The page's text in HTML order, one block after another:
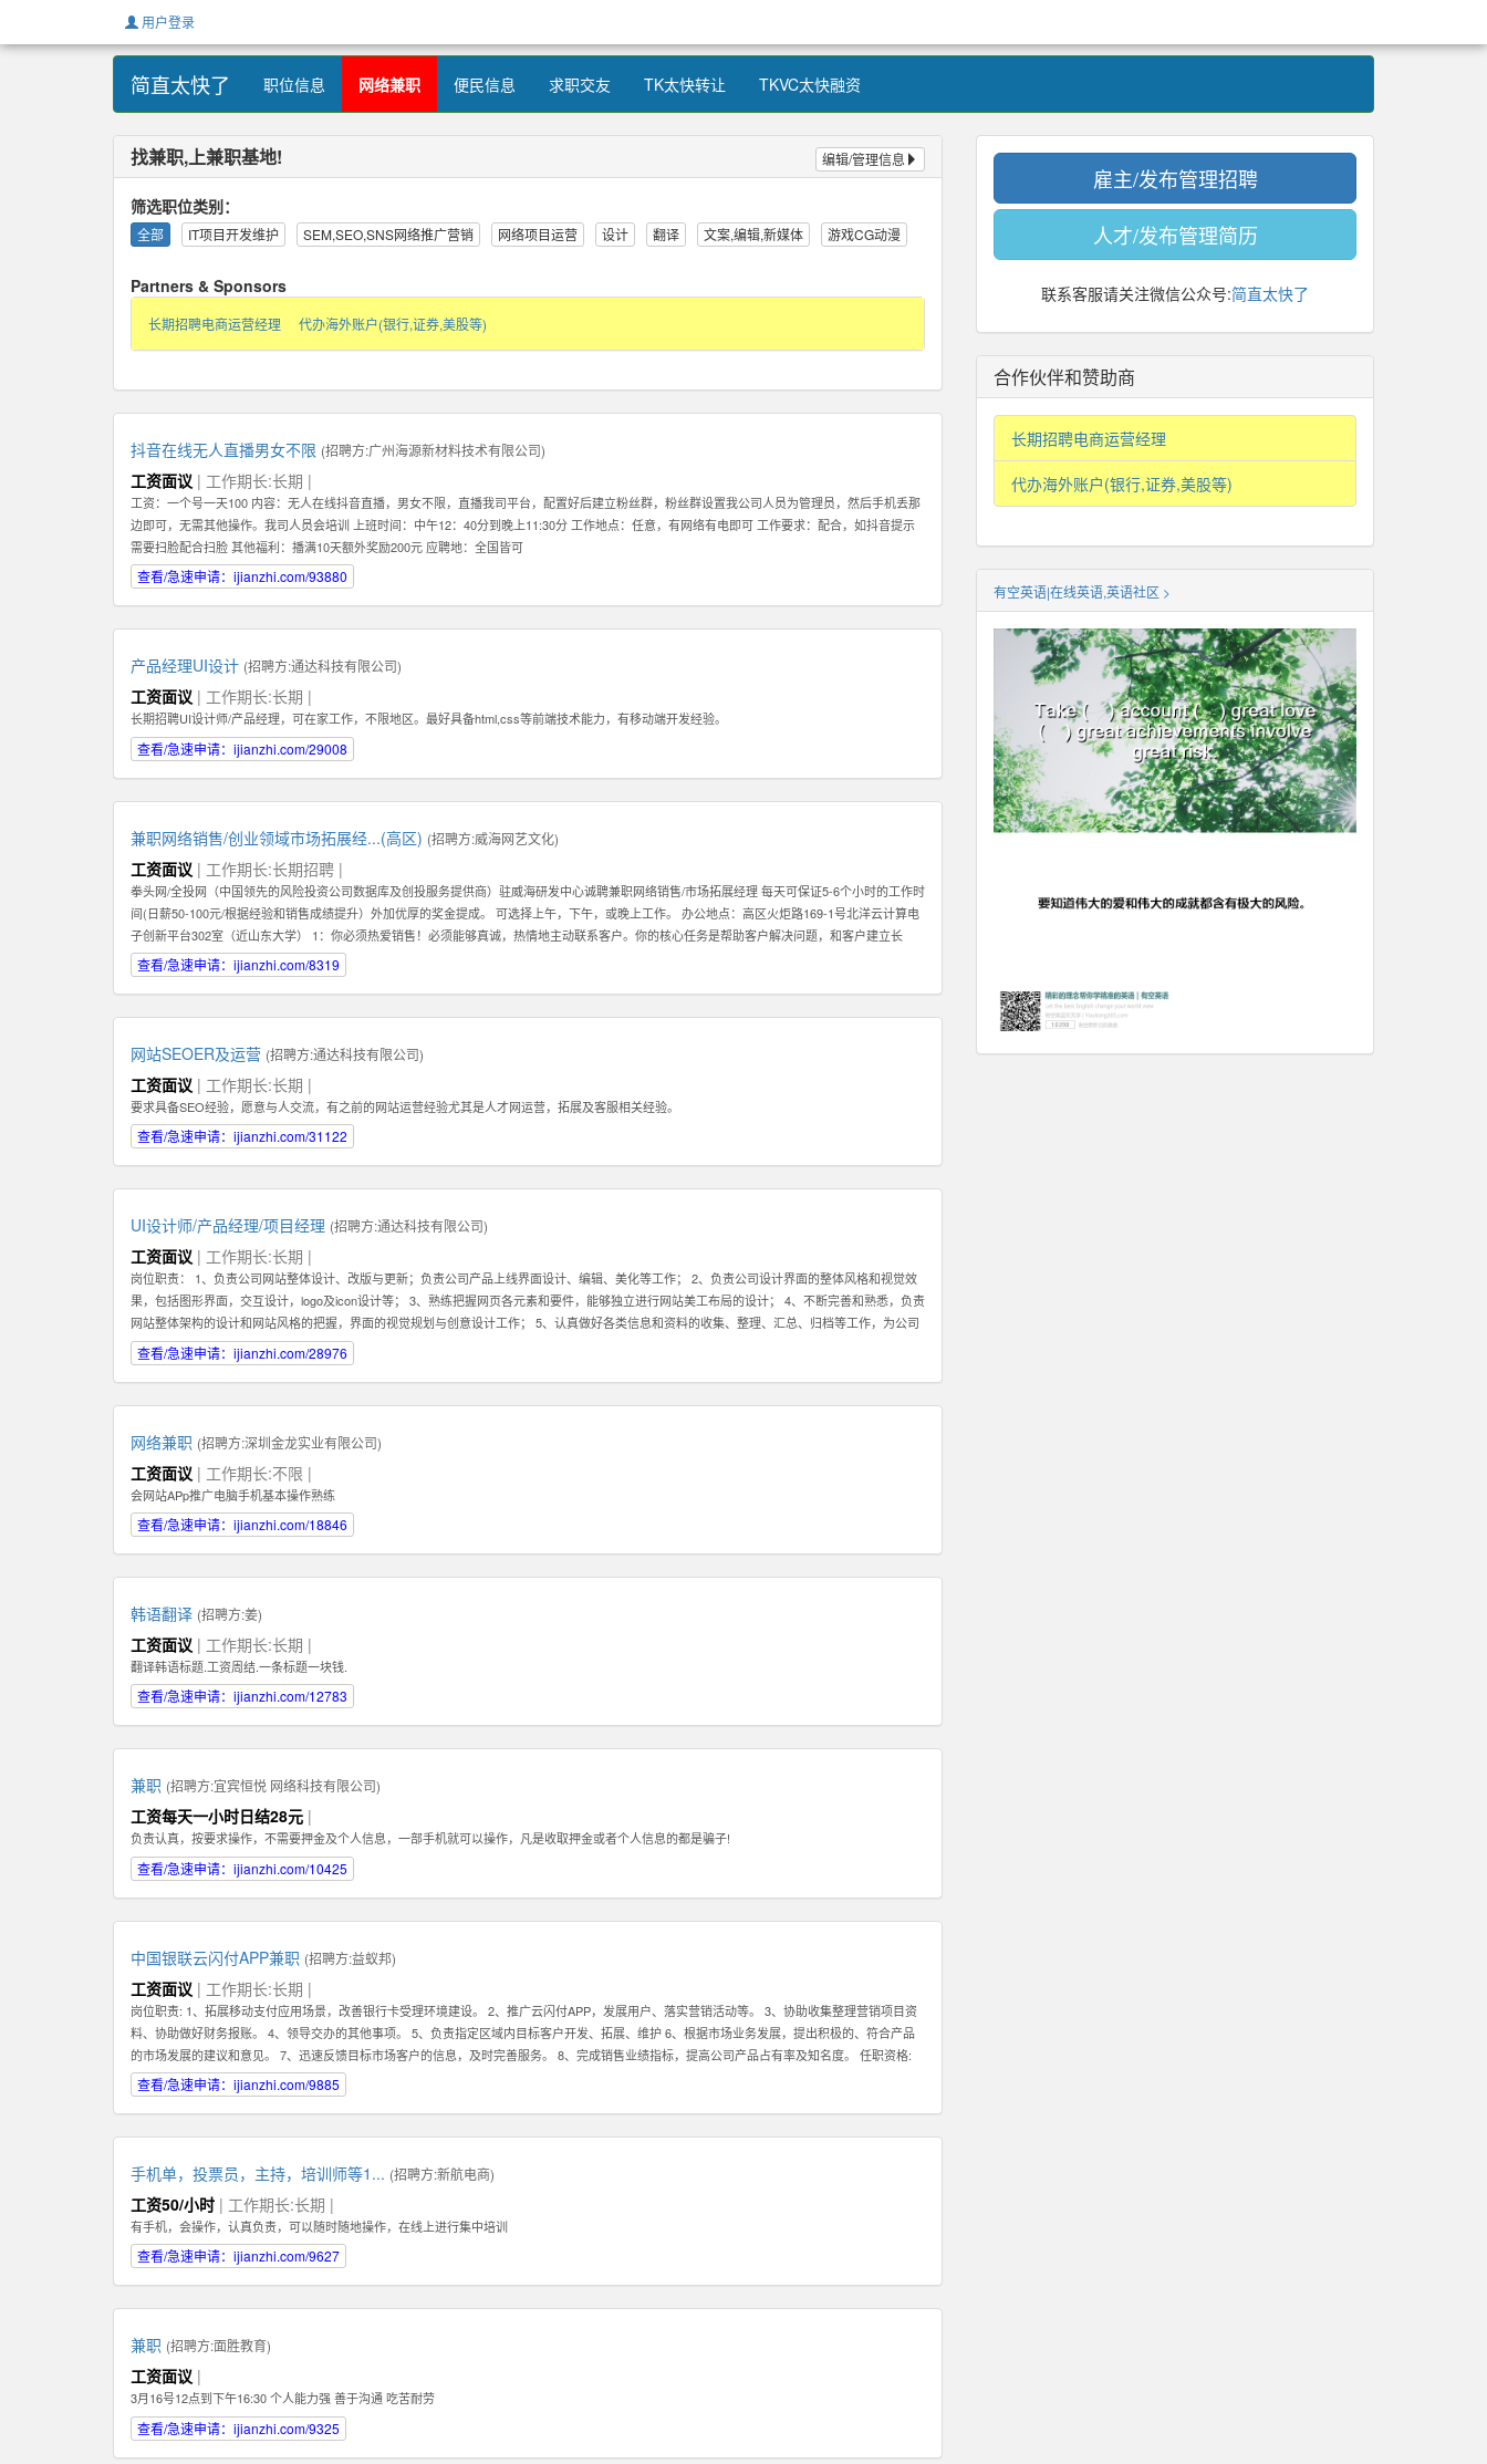
用户登录
简直太快了 职位信息 网络兼职 便民信息 求职交友 TK太快转让 TKVC太快融资
找兼职,上兼职基地! 编辑/管理信息
筛选职位类别：
全部 IT项目开发维护 SEM,SEO,SNS网络推广营销 网络项目运营 设计 翻译 文案,编辑,新媒体 游戏CG动漫
Partners & Sponsors
长期招聘电商运营经理 代办海外账户(银行,证券,美股等)
抖音在线无人直播男女不限 (招聘方:广州海源新材料技术有限公司)
工资面议 | 工作期长:长期 |
工资：一个号一天100 内容：无人在线抖音直播，男女不限，直播我司平台，配置好后建立粉丝群，粉丝群设置我公司人员为管理员，然后手机丢那
边即可，无需其他操作。我司人员会培训 上班时间：中午12：40分到晚上11:30分 工作地点：任意，有网络有电即可 工作要求：配合，如抖音提示
需要扫脸配合扫脸 其他福利：播满10天额外奖励200元 应聘地：全国皆可
查看/急速申请：ijianzhi.com/93880
产品经理UI设计 (招聘方:通达科技有限公司)
工资面议 | 工作期长:长期 |
长期招聘UI设计师/产品经理，可在家工作，不限地区。最好具备html,css等前端技术能力，有移动端开发经验。
查看/急速申请：ijianzhi.com/29008
兼职网络销售/创业领域市场拓展经...(高区) (招聘方:威海网艺文化)
工资面议 | 工作期长:长期招聘 |
拳头网/全投网（中国领先的风险投资公司数据库及创投服务提供商）驻威海研发中心诚聘兼职网络销售/市场拓展经理 每天可保证5-6个小时的工作时
间(日薪50-100元/根据经验和销售成绩提升）外加优厚的奖金提成。 可选择上午，下午，或晚上工作。 办公地点：高区火炬路169-1号北洋云计算电
子创新平台302室（近山东大学） 1：你必须热爱销售！必须能够真诚，热情地主动联系客户。你的核心任务是帮助客户解决问题，和客户建立长
期，稳定，值得信赖的关系,而不是只为了眼前的蝇头小利而失去客户对你的信任。 2: 我们需要能和客户建立长期关系的员工，因此我们希望你也能
长期，稳定地在公司发展。你会发现公司是一个非常大的平台--我们在北京，深圳，香港，韩国都有业务。所以公司会给你很好的施展空间，因此我
为了建立这种长期稳定的关系，你在一开始的时候要具备百折不挠，坚持不懈的素质，这样才能逐步取得双方的信任。 4：除了热爱销售，你还最好
具备在互联网产品运营领域的一些经验。如果你还在创业及互联网产品的销售方面有经验更好！请在你的简历或申请中注明。 5：具备一定的科学管
理能力。好的销售专家可以化繁为简，通过高效的分类和建立适合自己的销售系统而大幅提高管理客户的效率和经营业绩。我们希望你具备这种科学
化管理的能力。有这种能力的人才还可以在将来发展成为销售经理，管理一个业务团队。 6：必须热爱学习，尤其是要对一个特点行业有兴趣，并愿
意深入了解一个行业，掌握关于该行业的专业知识，这样才能真正服务好你的客户。目前我们希望能够找到对于创业尤其是互联网创业领域有浓厚兴
趣或相关经验的人才。 如果你有激情，有梦想，并对网络销售充满热爱，愿意接受挑战，也能熟悉使用电脑，QQ等网络工具，那么不论你的学历如
查看/急速申请：ijianzhi.com/8319
网站SEOER及运营 (招聘方:通达科技有限公司)
工资面议 | 工作期长:长期 |
要求具备SEO经验，愿意与人交流，有之前的网站运营经验尤其是人才网运营，拓展及客服相关经验。
查看/急速申请：ijianzhi.com/31122
UI设计师/产品经理/项目经理 (招聘方:通达科技有限公司)
工资面议 | 工作期长:长期 |
岗位职责： 1、负责公司网站整体设计、改版与更新；负责公司产品上线界面设计、编辑、美化等工作； 2、负责公司设计界面的整体风格和视觉效
果，包括图形界面，交互设计，logo及icon设计等； 3、熟练把握网页各元素和要件，能够独立进行网站美工布局的设计； 4、不断完善和熟悉，负责
网站整体架构的设计和网站风格的把握，界面的视觉规划与创意设计工作； 5、认真做好各类信息和资料的收集、整理、汇总、归档等工作，为公司
各项目的成功开发提供优质素材； 6、负责公司产品包括网页和手机应用程序等的人机交互界面设计，提高用户使用体验； 7、根据项目具体要求解
决各类UI设计和优化问题。 职位要求： 1、一年以上相关专业工作经验。 2、熟练使用设计工具如Photoshop，Illustrator，Flash等；掌握HTML，
的网页设计经验.
查看/急速申请：ijianzhi.com/28976
网络兼职 (招聘方:深圳金龙实业有限公司)
工资面议 | 工作期长:不限 |
会网站APp推广电脑手机基本操作熟练
查看/急速申请：ijianzhi.com/18846
韩语翻译 (招聘方:姜)
工资面议 | 工作期长:长期 |
翻译韩语标题.工资周结.一条标题一块钱.
查看/急速申请：ijianzhi.com/12783
兼职 (招聘方:宜宾恒悦 网络科技有限公司)
工资每天一小时日结28元 |
负责认真，按要求操作，不需要押金及个人信息，一部手机就可以操作，凡是收取押金或者个人信息的都是骗子!
查看/急速申请：ijianzhi.com/10425
中国银联云闪付APP兼职 (招聘方:益蚁邦)
工资面议 | 工作期长:长期 |
岗位职责: 1、拓展移动支付应用场景，改善银行卡受理环境建设。 2、推广云闪付APP，发展用户、落实营销活动等。 3、协助收集整理营销项目资
料、协助做好财务报账。 4、领导交办的其他事项。 5、负责指定区域内目标客户开发、拓展、维护 6、根据市场业务发展，提出积极的、符合产品
的市场发展的建议和意见。 7、迅速反馈目标市场客户的信息，及时完善服务。 8、完成销售业绩指标，提高公司产品占有率及知名度。 任职资格:
1、有强烈的责任心，以及具有吃苦耐劳的精神，能够在压力下完成任务。 2、具有良好的沟通能力及客户服务意识，可以与客户进行良好的沟通。
任职资格: 1、有强烈的责任心，以及具有吃苦耐劳的精神，能够在压力下完成任务。 2、具有良好的沟通能力及客户服务意识，可以与客户进行良好
查看/急速申请：ijianzhi.com/9885
手机单，投票员，主持，培训师等1... (招聘方:新航电商)
工资50/小时 | 工作期长:长期 |
有手机，会操作，认真负责，可以随时随地操作，在线上进行集中培训
查看/急速申请：ijianzhi.com/9627
兼职 (招聘方:面胜教育)
工资面议 |
3月16号12点到下午16:30 个人能力强 善于沟通 吃苦耐劳
查看/急速申请：ijianzhi.com/9325
雇主/发布管理招聘
人才/发布管理简历
联系客服请关注微信公众号:简直太快了
合作伙伴和赞助商
长期招聘电商运营经理
代办海外账户(银行,证券,美股等)
有空英语|在线英语,英语社区 >